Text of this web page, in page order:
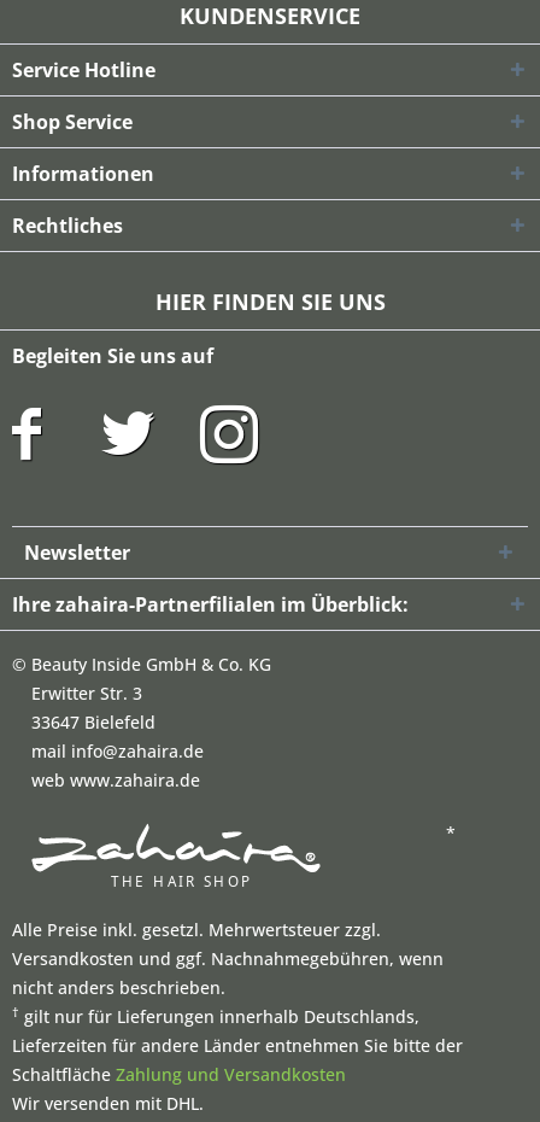
KUNDENSERVICE
Service Hotline
Shop Service
Informationen
Rechtliches
HIER FINDEN SIE UNS
Begleiten Sie uns auf
Newsletter
Ihre zahaira-Partnerfilialen im Überblick:
© Beauty Inside GmbH & Co. KG
Erwitter Str. 3
33647 Bielefeld
mail info@zahaira.de
web www.zahaira.de
*
Alle Preise inkl. gesetzl. Mehrwertsteuer zzgl.
Versandkosten und ggf. Nachnahmegebühren, wenn
nicht anders beschrieben.
† gilt nur für Lieferungen innerhalb Deutschlands,
Lieferzeiten für andere Länder entnehmen Sie bitte der
Schaltfläche Zahlung und Versandkosten
Wir versenden mit DHL.